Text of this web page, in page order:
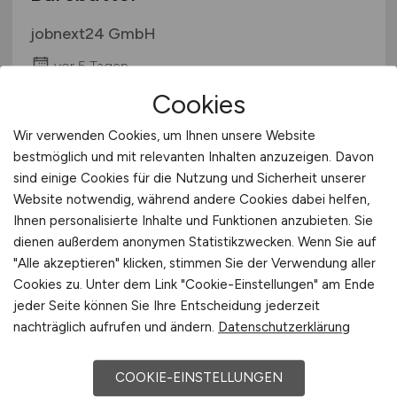
jobnext24 GmbH
vor 5 Tagen
Flughafenmitarbeiter(m/w/d)
mit Feuerwehrerfahrung für
Gepäck- und
Flugzeugabfertigung
Cookies
Wir verwenden Cookies, um Ihnen unsere Website
bestmöglich und mit relevanten Inhalten anzuzeigen. Davon
sind einige Cookies für die Nutzung und Sicherheit unserer
Website notwendig, während andere Cookies dabei helfen,
Ihnen personalisierte Inhalte und Funktionen anzubieten. Sie
dienen außerdem anonymen Statistikzwecken. Wenn Sie auf
"Alle akzeptieren" klicken, stimmen Sie der Verwendung aller
Cookies zu. Unter dem Link "Cookie-Einstellungen" am Ende
jeder Seite können Sie Ihre Entscheidung jederzeit
nachträglich aufrufen und ändern. Datenschutzerklärung
COOKIE-EINSTELLUNGEN